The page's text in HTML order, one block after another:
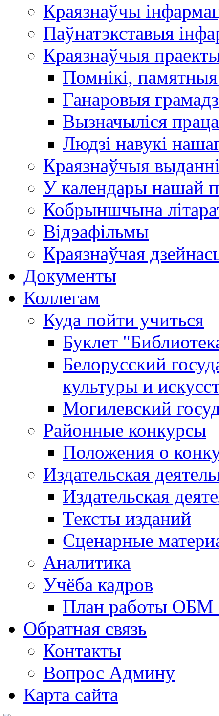
Краязнаўчы
Паўнатэкставыя
Краязнаўчыя
Помнікі,
Ганаровыя
Вызначыліся
Людзі навукі
Краязнаўчыя
У календары нашай
Кобрыншчына
Відэафільмы
Краязнаўчая
Документы
Коллегам
Куда пойти учиться
Буклет
Белорусский
культуры и
Могилевский
Районные конкурсы
Положения о
Издательская
Издательская
Тексты изданий
Сценарные
Аналитика
Учёба кадров
План работы ОБМ
Обратная связь
Контакты
Вопрос Админу
Карта сайта